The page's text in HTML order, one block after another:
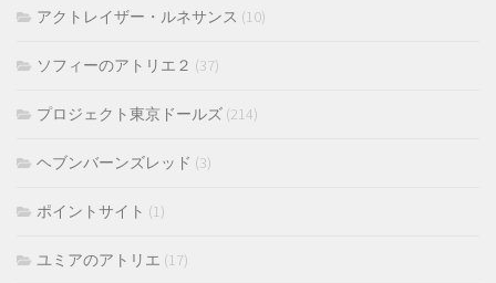
アクトレイザー・ルネサンス (10)
ソフィーのアトリエ２ (37)
プロジェクト東京ドールズ (214)
ヘブンバーンズレッド (3)
ポイントサイト (1)
ユミアのアトリエ (17)